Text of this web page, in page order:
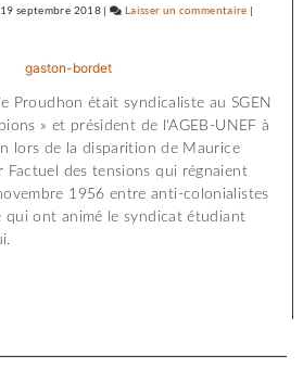
19 septembre 2018| Laisser un commentaire on
à
«
»
|
Proudhon était syndicaliste au SGEN
» et président de l'AGEB-UNEF à
lors de la disparition de Maurice
Factuel des tensions qui régnaient
1956 entre anti-colonialistes
qui ont animé le syndicat étudiant